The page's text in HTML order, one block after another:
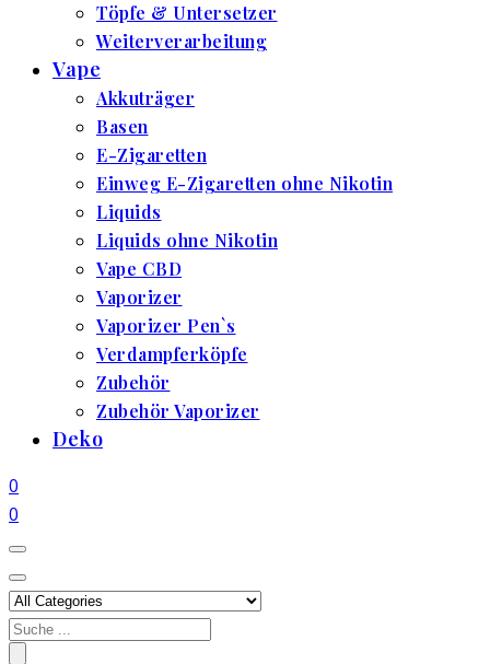
Töpfe & Untersetzer
Weiterverarbeitung
Vape
Akkuträger
Basen
E-Zigaretten
Einweg E-Zigaretten ohne Nikotin
Liquids
Liquids ohne Nikotin
Vape CBD
Vaporizer
Vaporizer Pen`s
Verdampferköpfe
Zubehör
Zubehör Vaporizer
Deko
0
0
Search